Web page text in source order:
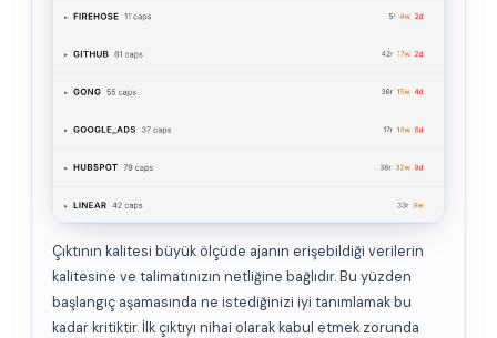
Çıktının kalitesi büyük ölçüde ajanın erişebildiği verilerin
kalitesine ve talimatınızın netliğine bağlıdır. Bu yüzden
başlangıç aşamasında ne istediğinizi iyi tanımlamak bu
kadar kritiktir. İlk çıktıyı nihai olarak kabul etmek zorunda